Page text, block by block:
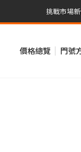
挑戰市場
挑戰市場
價格總覽 門號